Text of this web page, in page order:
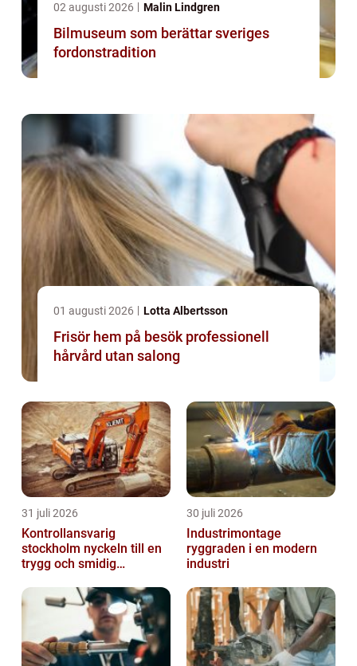
02 augusti 2026 Malin Lindgren
Bilmuseum som berättar sveriges
fordonstradition
01 augusti 2026 Lotta Albertsson
Frisör hem på besök professionell
hårvård utan salong
31 juli 2026
Kontrollansvarig
stockholm nyckeln till en
trygg och smidig
30 juli 2026
Industrimontage
ryggraden i en modern
industri